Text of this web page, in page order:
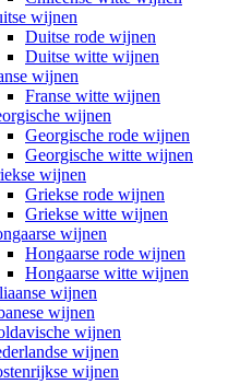
wijnen
Duitse rode wijnen
Duitse witte wijnen
wijnen
Franse witte wijnen
wijnen
Georgische rode wijnen
Georgische witte wijnen
wijnen
Griekse rode wijnen
Griekse witte wijnen
wijnen
Hongaarse rode wijnen
Hongaarse witte wijnen
wijnen
wijnen
wijnen
wijnen
wijnen